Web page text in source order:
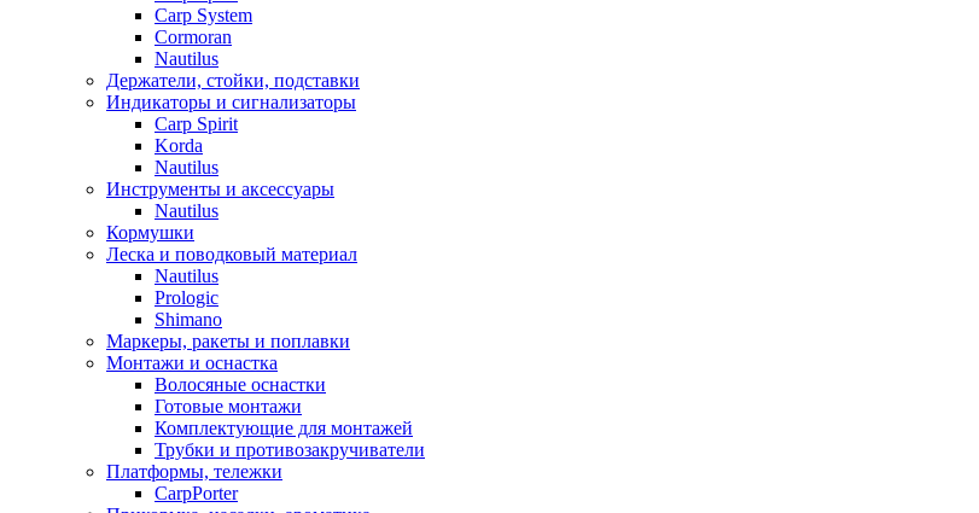
Carp System
Cormoran
Nautilus
Держатели, стойки, подставки
Индикаторы и сигнализаторы
Carp Spirit
Korda
Nautilus
Инструменты и аксессуары
Nautilus
Кормушки
Леска и поводковый материал
Nautilus
Prologic
Shimano
Маркеры, ракеты и поплавки
Монтажи и оснастка
Волосяные оснастки
Готовые монтажи
Комплектующие для монтажей
Трубки и противозакручиватели
Платформы, тележки
CarpPorter